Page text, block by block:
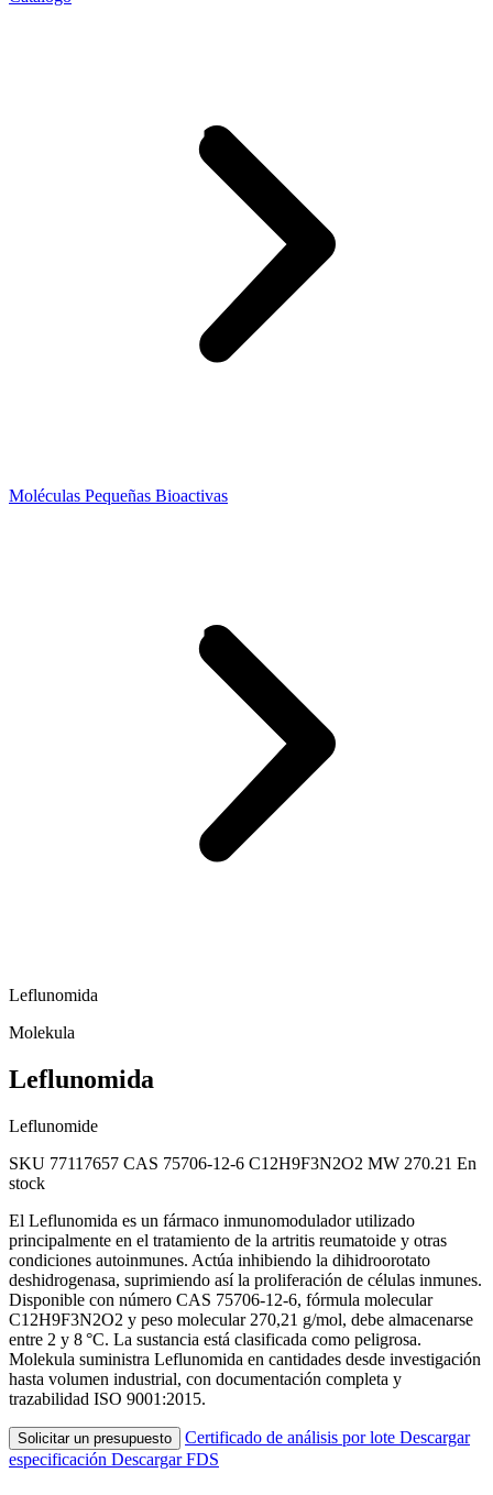
Moléculas Pequeñas Bioactivas
Leflunomida
Molekula
Leflunomida
Leflunomide
SKU 77117657 CAS 75706-12-6 C12H9F3N2O2 MW 270.21 En
stock
El Leflunomida es un fármaco inmunomodulador utilizado
principalmente en el tratamiento de la artritis reumatoide y otras
condiciones autoinmunes. Actúa inhibiendo la dihidroorotato
deshidrogenasa, suprimiendo así la proliferación de células inmunes.
Disponible con número CAS 75706-12-6, fórmula molecular
C12H9F3N2O2 y peso molecular 270,21 g/mol, debe almacenarse
entre 2 y 8 °C. La sustancia está clasificada como peligrosa.
Molekula suministra Leflunomida en cantidades desde investigación
hasta volumen industrial, con documentación completa y
trazabilidad ISO 9001:2015.
Solicitar un presupuesto Certificado de análisis por lote Descargar
especificación Descargar FDS